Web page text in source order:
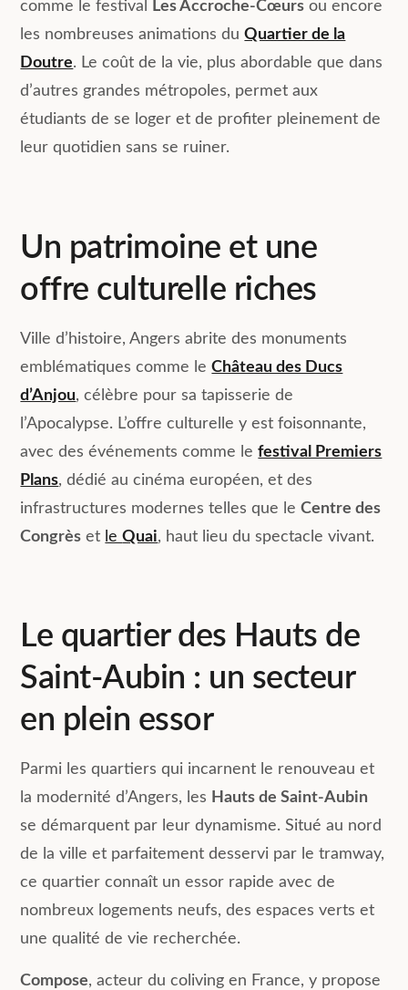
comme le festival Les Accroche-Cœurs ou encore
les nombreuses animations duQuartier de la
Doutre. Le coût de la vie, plus abordable que dans
d’autres grandes métropoles, permet aux
étudiants de se loger et de profiter pleinement de
leur quotidien sans se ruiner.
Un patrimoine et une
offre culturelle riches
Ville d’histoire, Angers abrite des monuments
emblématiques comme leChâteau des Ducs
d’Anjou, célèbre pour sa tapisserie de
l’Apocalypse. L’offre culturelle y est foisonnante,
avec des événements comme lefestival Premiers
Plans, dédié au cinéma européen, et des
infrastructures modernes telles que leCentre des
Congrès et leQuai, haut lieu du spectacle vivant.
Le quartier des Hauts de
Saint-Aubin : un secteur
en plein essor
Parmi les quartiers qui incarnent le renouveau et
la modernité d’Angers, les Hauts de Saint-Aubin
se démarquent par leur dynamisme. Situé au nord
de la ville et parfaitement desservi par le tramway,
ce quartier connaît un essor rapide avec de
nombreux logements neufs, des espaces verts et
une qualité de vie recherchée.
Compose, acteur du coliving en France, y propose